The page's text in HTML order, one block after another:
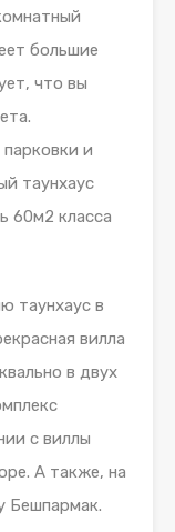
большие
что вы
и
таунхаус
60м2 класса
таунхаус в
вилла
в двух
с виллы
А также, на
Бешпармак.